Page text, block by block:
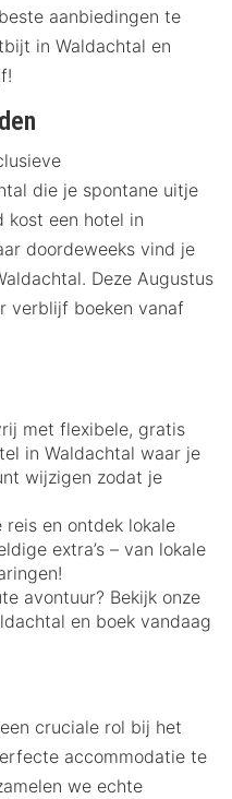
aanbiedingen te
in Waldachtal en
die je spontane uitje
kost een hotel in
doordeweeks vind je
Deze Augustus
verblijf boeken vanaf
met flexibele, gratis
in Waldachtal waar je
wijzigen zodat je
en ontdek lokale
extra’s – van lokale
avontuur? Bekijk onze
en boek vandaag
cruciale rol bij het
accommodatie te
we echte